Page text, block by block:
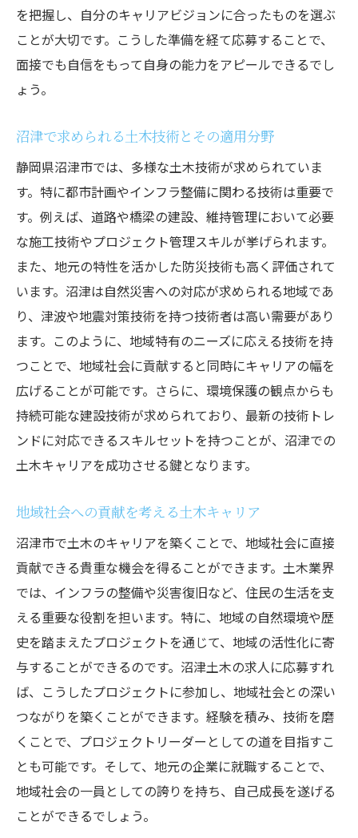
ト
理想の土木仕事に出会うための沼津市の地図活
用法
地理的利点を活かした勤務地選びのポイン
ト
地図を用いた通勤時間の最適化戦略
地域別求人情報の比較と優先順位の付け方
地理情報システム(GIS)を活用した求人探索
応募の成功へ導く沼津土木求人の効果的なアプ
ローチ
魅力的な履歴書と職務経歴書の作成法
面接で好印象を与えるための準備とテクニ
ック
オンライン応募時に注意すべきポイント
土木業界特有の応募プロセスと注意点
企業の採用ニーズに応える応募戦略
成功事例から学ぶ効果的なアプローチ
沼津市でキャリアアップを実現する土木求人の
沼津市でのキャリアアップに向けたステッ
プ
プロジェクト経験を積むことで得られる成
長
キャリアアップを目指すためのスキル研修
業務経験を次のステージにつなげる方法
沼津市におけるリーダーシップの機会
キャリアパスの多様性とその魅力
自然豊かな沼津で理想の土木求人を見つける方
法
を把握し、自分のキャリアビジョンに合ったものを選ぶ
ことが大切です。こうした準備を経て応募することで、
面接でも自信をもって自身の能力をアピールできるでし
ょう。
沼津で求められる土木技術とその適用分野
静岡県沼津市では、多様な土木技術が求められていま
す。特に都市計画やインフラ整備に関わる技術は重要で
す。例えば、道路や橋梁の建設、維持管理において必要
な施工技術やプロジェクト管理スキルが挙げられます。
また、地元の特性を活かした防災技術も高く評価されて
います。沼津は自然災害への対応が求められる地域であ
り、津波や地震対策技術を持つ技術者は高い需要があり
ます。このように、地域特有のニーズに応える技術を持
つことで、地域社会に貢献すると同時にキャリアの幅を
広げることが可能です。さらに、環境保護の観点からも
持続可能な建設技術が求められており、最新の技術トレ
ンドに対応できるスキルセットを持つことが、沼津での
土木キャリアを成功させる鍵となります。
地域社会への貢献を考える土木キャリア
沼津市で土木のキャリアを築くことで、地域社会に直接
貢献できる貴重な機会を得ることができます。土木業界
では、インフラの整備や災害復旧など、住民の生活を支
える重要な役割を担います。特に、地域の自然環境や歴
史を踏まえたプロジェクトを通じて、地域の活性化に寄
与することができるのです。沼津土木の求人に応募すれ
ば、こうしたプロジェクトに参加し、地域社会との深い
つながりを築くことができます。経験を積み、技術を磨
くことで、プロジェクトリーダーとしての道を目指すこ
とも可能です。そして、地元の企業に就職することで、
地域社会の一員としての誇りを持ち、自己成長を遂げる
ことができるでしょう。